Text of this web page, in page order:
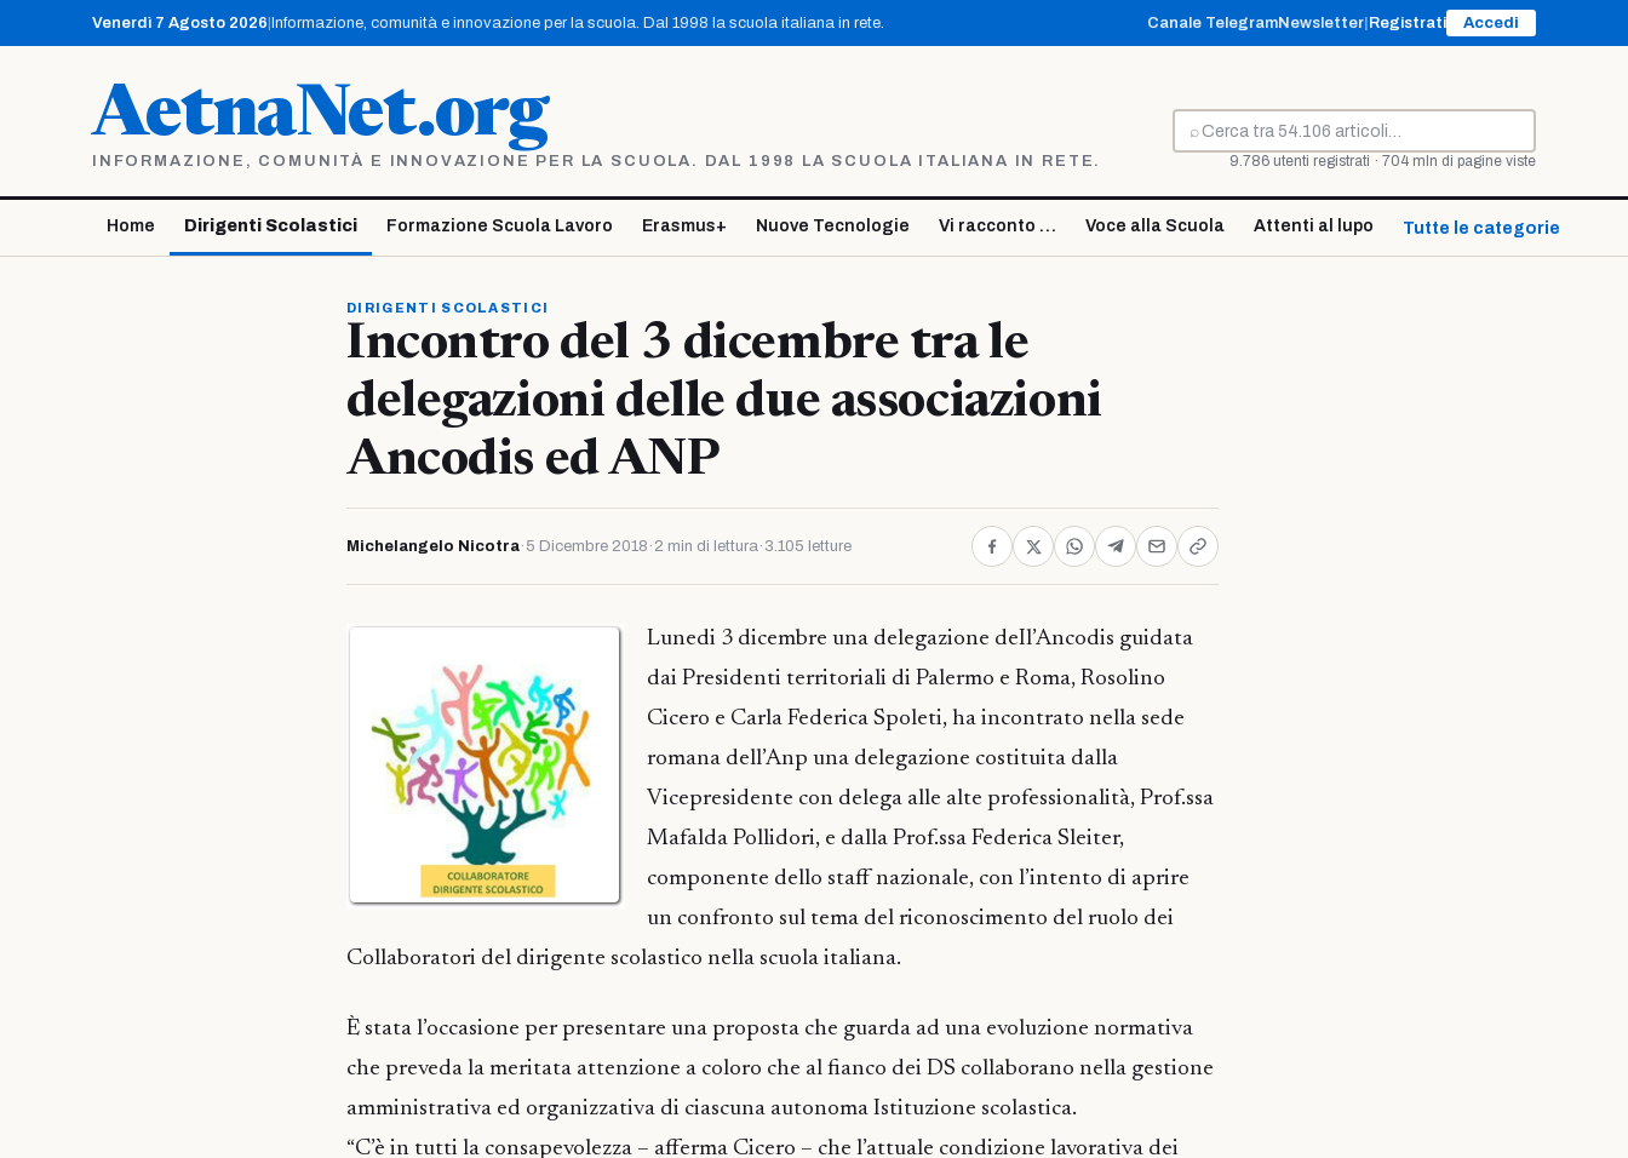
contenuto
Venerdì 7 Agosto 2026 Informazione, comunità e innovazione per la scuola. Dal 1998 la scuola italiana in rete. Canale TelegramNewsletter Registrati Accedi
AetnaNet.org
INFORMAZIONE, COMUNITÀ E INNOVAZIONE PER LA SCUOLA. DAL 1998 LA SCUOLA ITALIANA IN RETE.
⌕
Cerca
9.786 utenti registrati · 704 mln di pagine viste
Home Dirigenti Scolastici Formazione Scuola Lavoro Erasmus+ Nuove Tecnologie Vi racconto … Voce alla Scuola Attenti al lupo Tutte le categorie ↓
DIRIGENTI SCOLASTICI
Incontro del 3 dicembre tra le
delegazioni delle due associazioni
Ancodis ed ANP
Michelangelo Nicotra· 5 Dicembre 2018 · 2 min di lettura· 3.105 letture
Lunedi 3 dicembre una delegazione deIl’Ancodis guidata
dai Presidenti territoriali di Palermo e Roma, Rosolino
Cicero e Carla Federica Spoleti, ha incontrato nella sede
romana dell’Anp una delegazione costituita dalla
Vicepresidente con delega alle alte professionalità, Prof.ssa
Mafalda Pollidori, e dalla Prof.ssa Federica Sleiter,
componente dello staff nazionale, con l’intento di aprire
un confronto sul tema del riconoscimento del ruolo dei
Collaboratori del dirigente scolastico nella scuola italiana.
È stata l’occasione per presentare una proposta che guarda ad una evoluzione normativa
che preveda la meritata attenzione a coloro che al fianco dei DS collaborano nella gestione
amministrativa ed organizzativa di ciascuna autonoma Istituzione scolastica.
“C’è in tutti la consapevolezza – afferma Cicero – che l’attuale condizione lavorativa dei